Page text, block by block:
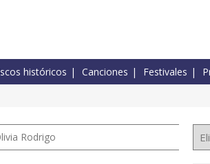
históricos Canciones Festivales
Rodrigo